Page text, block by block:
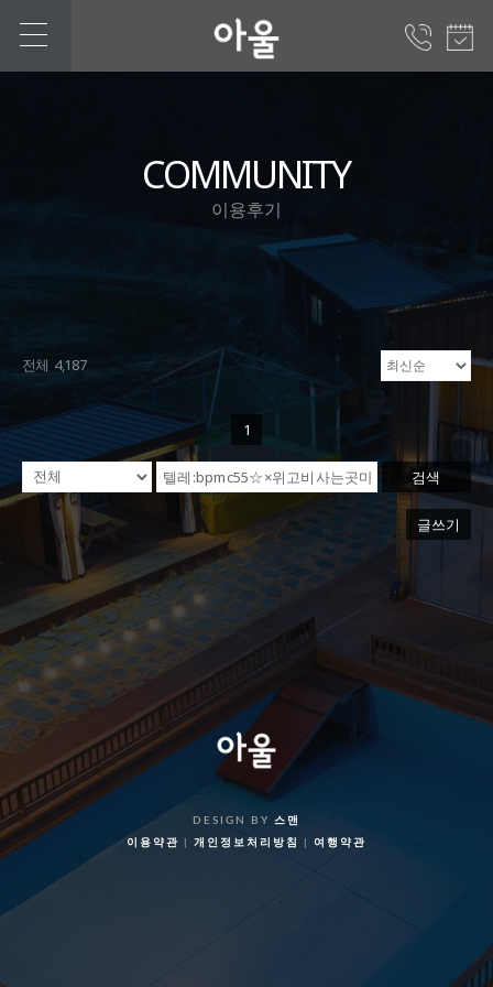
COMMUNITY
이용후기
전체 4,187
1
검색
글쓰기
DESIGN BY 스맨
이용약관
개인정보처리방침 여행약관